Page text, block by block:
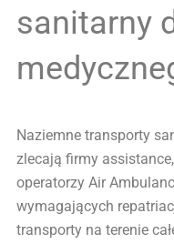
sanitarny
Naziemne transporty
zlecają firmy
operatorzy Air
wymagających
transporty na terenie